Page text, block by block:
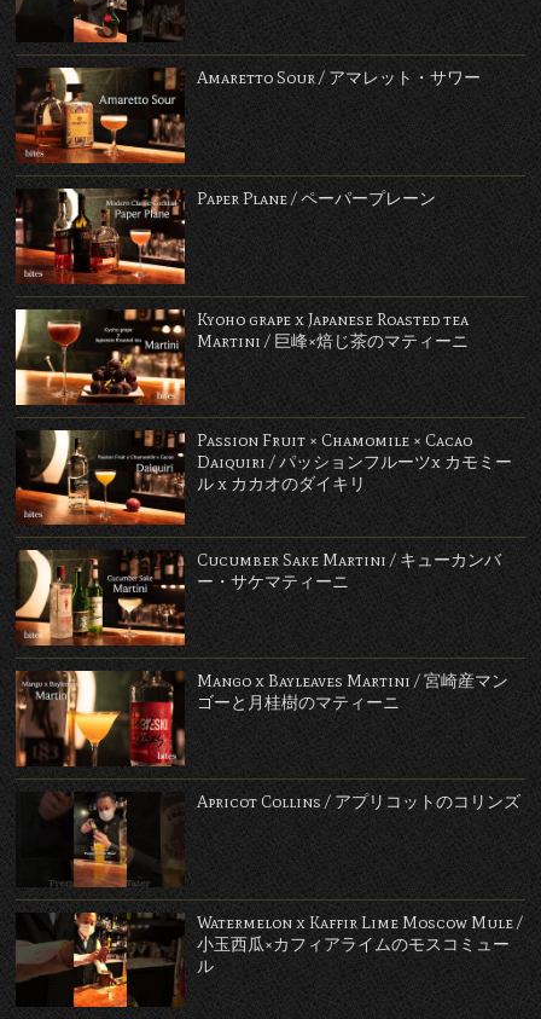
Amaretto Sour / アマレット・サワー
Paper Plane / ペーパープレーン
Kyoho grape x Japanese Roasted tea
Martini / 巨峰×焙じ茶のマティーニ
Passion Fruit × Chamomile × Cacao
Daiquiri / パッションフルーツx カモミー
ル x カカオのダイキリ
Cucumber Sake Martini / キューカンバ
ー・サケマティーニ
Mango x Bayleaves Martini / 宮崎産マン
ゴーと月桂樹のマティーニ
Apricot Collins / アプリコットのコリンズ
Watermelon x Kaffir Lime Moscow Mule /
小玉西瓜×カフィアライムのモスコミュー
ル